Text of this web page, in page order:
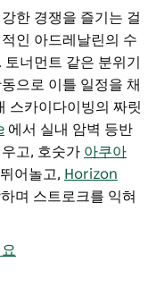
한 경쟁을 즐기는 걸
인 아드레날린의 수
너먼트 같은 분위기
으로 이틀 일정을 채
스카이다이빙의 짜릿
에서 실내 암벽 등반
고, 호숫가 아쿠아
어놀고, Horizon
며 스트로크를 익혀